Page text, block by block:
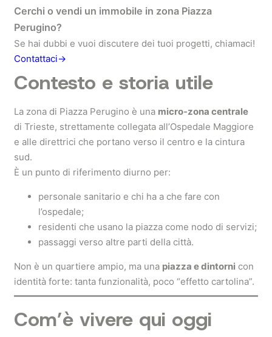
Cerchi o vendi un immobile in zona Piazza
Perugino?
Se hai dubbi e vuoi discutere dei tuoi progetti, chiamaci!
Contattaci→
Contesto e storia utile
La zona di Piazza Perugino è una micro‑zona centrale
di Trieste, strettamente collegata all’Ospedale Maggiore
e alle direttrici che portano verso il centro e la cintura
sud.
È un punto di riferimento diurno per:
personale sanitario e chi ha a che fare con
l’ospedale;
residenti che usano la piazza come nodo di servizi;
passaggi verso altre parti della città.
Non è un quartiere ampio, ma una piazza e dintorni con
identità forte: tanta funzionalità, poco “effetto cartolina”.
Com’è vivere qui oggi